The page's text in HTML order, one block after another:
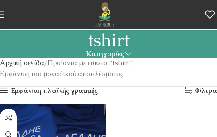
Skip to navigation
Skip to main content
tshirt
Κατηγορίες
Αρχική σελίδα Προϊόντα με ετικέτα “tshirt”
Εμφάνιση του μοναδικού αποτελέσματος
Εμφάνιση πλαϊνής γραμμής
Φίλτρα